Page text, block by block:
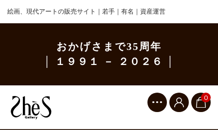
絵画、現代アートの販売サイト｜若手｜有名｜資産運営
おかげさまで35周年
│ １９９１ － ２０２６ │
0
ご案内
2023.2.25